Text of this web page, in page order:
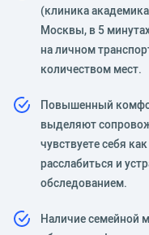
(клиника
Москвы, в 5
на личном
количеством мест.
Повышенный
выделяют
чувствуете себя
расслабиться и
обследованием.
Наличие семейной